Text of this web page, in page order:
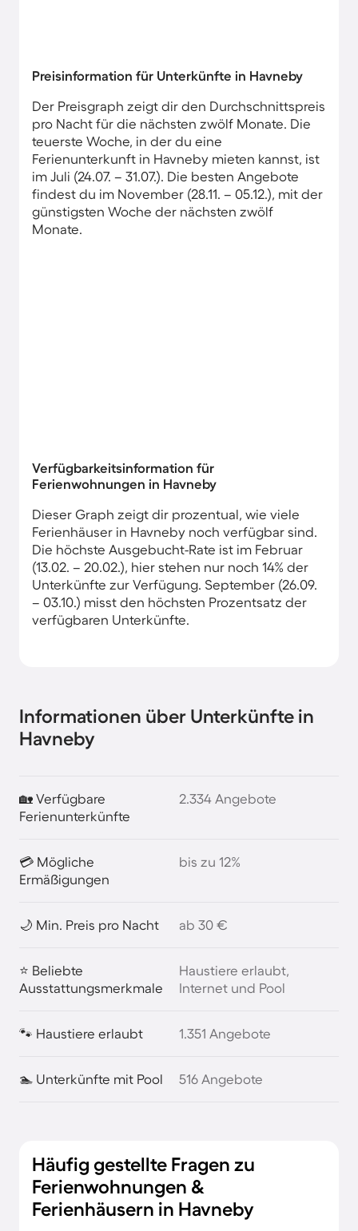
Preisinformation für Unterkünfte in Havneby
Der Preisgraph zeigt dir den Durchschnittspreis
pro Nacht für die nächsten zwölf Monate. Die
teuerste Woche, in der du eine
Ferienunterkunft in Havneby mieten kannst, ist
im Juli (24.07. – 31.07.). Die besten Angebote
findest du im November (28.11. – 05.12.), mit der
günstigsten Woche der nächsten zwölf
Monate.
Verfügbarkeitsinformation für
Ferienwohnungen in Havneby
Dieser Graph zeigt dir prozentual, wie viele
Ferienhäuser in Havneby noch verfügbar sind.
Die höchste Ausgebucht-Rate ist im Februar
(13.02. – 20.02.), hier stehen nur noch 14% der
Unterkünfte zur Verfügung. September (26.09.
– 03.10.) misst den höchsten Prozentsatz der
verfügbaren Unterkünfte.
Informationen über Unterkünfte in
Havneby
🏡 Verfügbare
Ferienunterkünfte
2.334 Angebote
💳 Mögliche
Ermäßigungen
bis zu 12%
🌙 Min. Preis pro Nacht ab 30 €
⭐ Beliebte
Ausstattungsmerkmale
Haustiere erlaubt,
Internet und Pool
🐾 Haustiere erlaubt 1.351 Angebote
🏊 Unterkünfte mit Pool 516 Angebote
Häufig gestellte Fragen zu
Ferienwohnungen &
Ferienhäusern in Havneby